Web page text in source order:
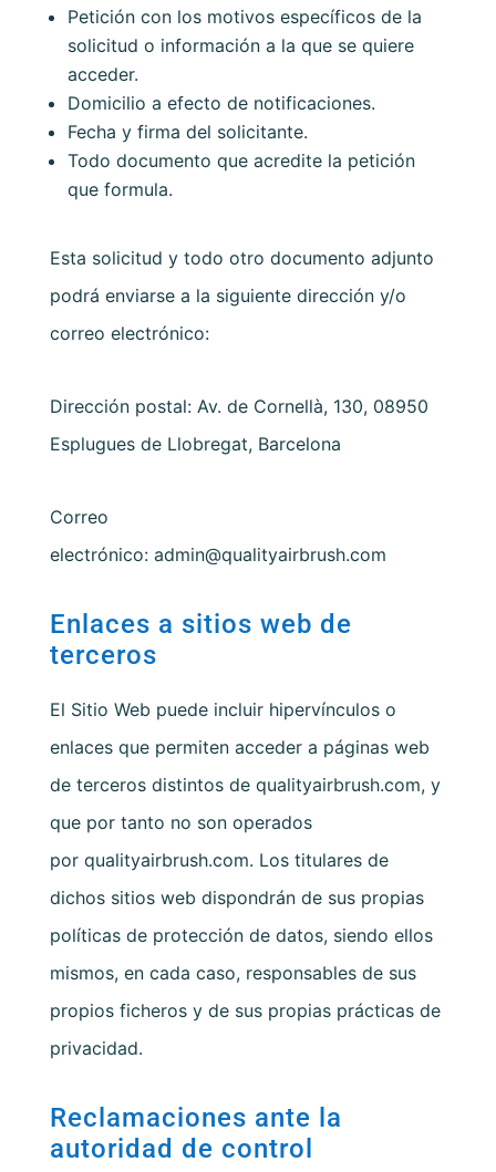
Petición con los motivos específicos de la
solicitud o información a la que se quiere
acceder.
Domicilio a efecto de notificaciones.
Fecha y firma del solicitante.
Todo documento que acredite la petición
que formula.
Esta solicitud y todo otro documento adjunto
podrá enviarse a la siguiente dirección y/o
correo electrónico:
Dirección postal: Av. de Cornellà, 130, 08950
Esplugues de Llobregat, Barcelona
Correo
electrónico: admin@qualityairbrush.com
Enlaces a sitios web de
terceros
El Sitio Web puede incluir hipervínculos o
enlaces que permiten acceder a páginas web
de terceros distintos de qualityairbrush.com, y
que por tanto no son operados
por qualityairbrush.com. Los titulares de
dichos sitios web dispondrán de sus propias
políticas de protección de datos, siendo ellos
mismos, en cada caso, responsables de sus
propios ficheros y de sus propias prácticas de
privacidad.
Reclamaciones ante la
autoridad de control